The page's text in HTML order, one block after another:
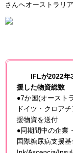
さんへオーストラリ
IFLが2022年3
援した物資総数
●7か国(オースト
ドイツ・クロア
援物資を送付
●同期間中の企業
国際糖尿病支援